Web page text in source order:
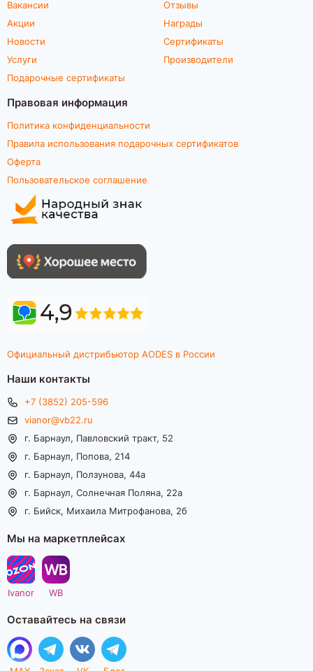
Вакансии
Акции
Новости
Услуги
Подарочные сертификаты
Отзывы
Награды
Сертификаты
Производители
Правовая информация
Политика конфиденциальности
Правила использования подарочных сертификатов
Оферта
Пользовательское соглашение
Официальный дистрибьютор AODES в России
Наши контакты
+7 (3852) 205-596
vianor@vb22.ru
г. Барнаул, Павловский тракт, 52
г. Барнаул, Попова, 214
г. Барнаул, Ползунова, 44а
г. Барнаул, Солнечная Поляна, 22а
г. Бийск, Михаила Митрофанова, 2б
Мы на маркетплейсах
Ivanor WB
Оставайтесь на связи